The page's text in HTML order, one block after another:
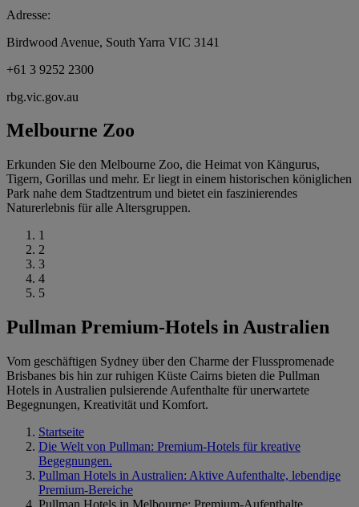
Adresse:
Birdwood Avenue, South Yarra VIC 3141
+61 3 9252 2300
rbg.vic.gov.au
Melbourne Zoo
Erkunden Sie den Melbourne Zoo, die Heimat von Kängurus,
Tigern, Gorillas und mehr. Er liegt in einem historischen königlichen
Park nahe dem Stadtzentrum und bietet ein faszinierendes
Naturerlebnis für alle Altersgruppen.
1
2
3
4
5
Pullman Premium-Hotels in Australien
Vom geschäftigen Sydney über den Charme der Flusspromenade
Brisbanes bis hin zur ruhigen Küste Cairns bieten die Pullman
Hotels in Australien pulsierende Aufenthalte für unerwartete
Begegnungen, Kreativität und Komfort.
Startseite
Die Welt von Pullman: Premium-Hotels für kreative
Begegnungen.
Pullman Hotels in Australien: Aktive Aufenthalte, lebendige
Premium-Bereiche